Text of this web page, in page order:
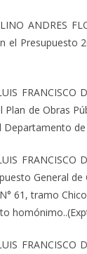
ANDRES
el
de Obras
General
61, tramo